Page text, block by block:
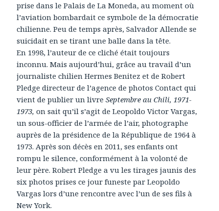
prise dans le Palais de La Moneda, au moment où
l’aviation bombardait ce symbole de la démocratie
chilienne. Peu de temps après, Salvador Allende se
suicidait en se tirant une balle dans la tête.
En 1998, l’auteur de ce cliché était toujours
inconnu. Mais aujourd’hui, grâce au travail d’un
journaliste chilien Hermes Benitez et de Robert
Pledge directeur de l’agence de photos Contact qui
vient de publier un livreSeptembre au Chili, 1971-
1973,on sait qu’il s’agit de Leopoldo Victor Vargas,
un sous-officier de l’armée de l’air, photographe
auprès de la présidence de la République de 1964 à
1973. Après son décès en 2011, ses enfants ont
rompu le silence, conformément à la volonté de
leur père. Robert Pledge a vu les tirages jaunis des
six photos prises ce jour funeste par Leopoldo
Vargas lors d’une rencontre avec l’un de ses fils à
New York.